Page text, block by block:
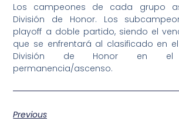
Los campeones de cada grupo
División de Honor. Los
playoff a doble partido, siendo el
que se enfrentará al clasificado en
División de Honor en
permanencia/ascenso.
Previous